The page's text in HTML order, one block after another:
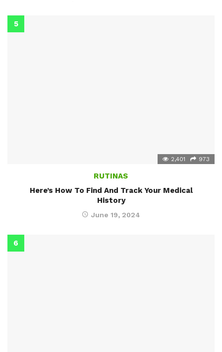
2,401 973
RUTINAS
Here’s How To Find And Track Your Medical
History
June 19, 2024